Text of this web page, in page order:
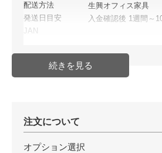
配送方法
生興オフィス家具
発送日目安
入金確認後 1週間～
JAN
注文について
オプション選択